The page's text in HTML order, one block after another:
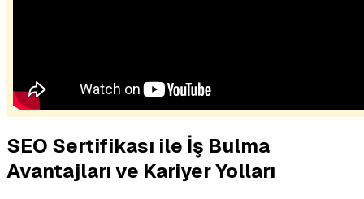
SEO Sertifikası ile İş Bulma
Avantajları ve Kariyer Yolları